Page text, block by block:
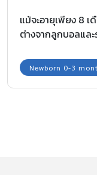
แม้จะอายุเพียง 8 เ
ต่างจากลูกบอลและ
Newborn 0-3